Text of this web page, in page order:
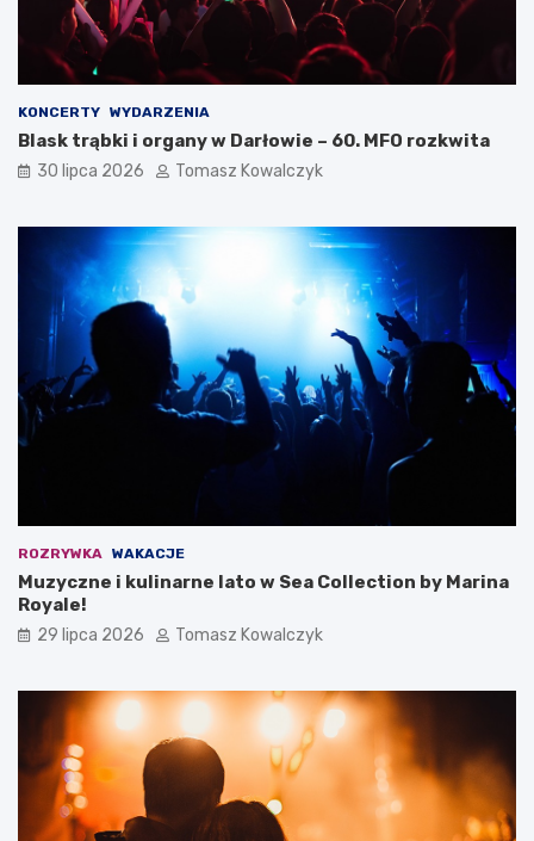
KONCERTY WYDARZENIA
Blask trąbki i organy w Darłowie – 60. MFO rozkwita
30 lipca 2026 Tomasz Kowalczyk
ROZRYWKA WAKACJE
Muzyczne i kulinarne lato w Sea Collection by Marina
Royale!
29 lipca 2026 Tomasz Kowalczyk